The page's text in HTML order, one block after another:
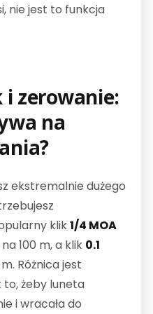
nie jest to funkcja
zerowanie:
na
ekstremalnie dużego
klik1/4 MOA
100 m, a klik 0.1
Różnica jest
to, żeby luneta
i wracała do